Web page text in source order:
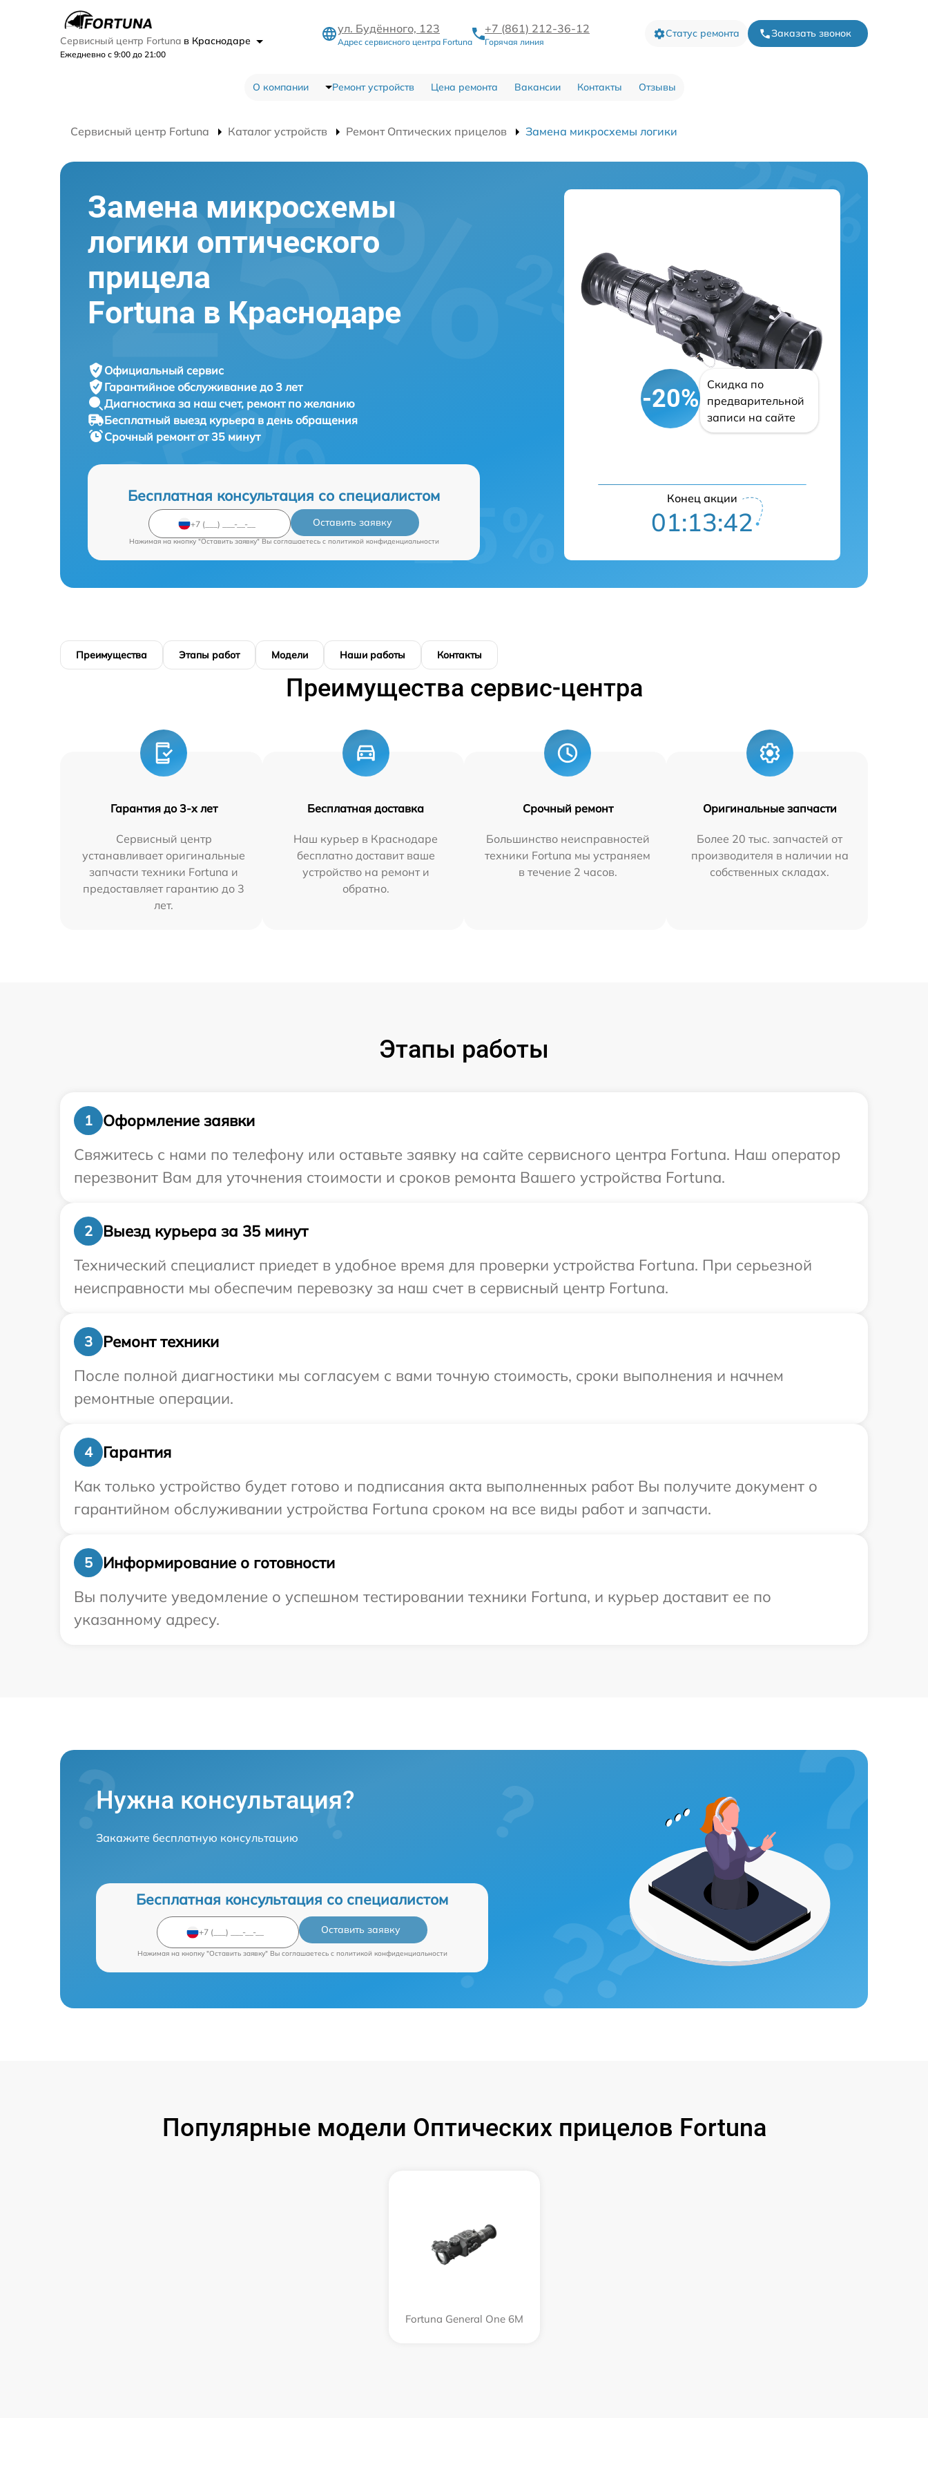
Сервисный центр Fortuna в Краснодаре
Ежедневно с 9:00 до 21:00
ул. Будённого, 123
Адрес сервисного центра Fortuna
+7 (861) 212-36-12
Горячая линия
Статус ремонта Заказать звонок
О компании Ремонт устройств Цена ремонта Вакансии Контакты Отзывы
Сервисный центр Fortuna Каталог устройств Ремонт Оптических прицелов Замена микросхемы логики
Замена микросхемы
логики оптического
прицела
Fortuna в Краснодаре
Официальный сервис
Гарантийное обслуживание до 3 лет
Диагностика за наш счет, ремонт по желанию
Бесплатный выезд курьера в день обращения
Срочный ремонтот 35 минут
Бесплатная консультация со специалистом
Оставить заявку
Нажимая на кнопку "Оставить заявку" Вы соглашаетесь c политикой конфиденциальности
-20%
Скидка по
предварительной
записи на сайте
Конец акции
01:13:41
Преимущества Этапы работ Модели Наши работы Контакты
Преимущества сервис-центра
Гарантия до 3-х лет
Сервисный центр
устанавливает оригинальные
запчасти техники Fortuna и
предоставляет гарантию до 3
лет.
Бесплатная доставка
Наш курьер в Краснодаре
бесплатно доставит ваше
устройство на ремонт и
обратно.
Срочный ремонт
Большинство неисправностей
техники Fortuna мы устраняем
в течение 2 часов.
Оригинальные запчасти
Более 20 тыс. запчастей от
производителя в наличии на
собственных складах.
Этапы работы
1
Оформление заявки
Свяжитесь с нами по телефону или оставьте заявку на сайте сервисного центра Fortuna. Наш оператор
перезвонит Вам для уточнения стоимости и сроков ремонта Вашего устройства Fortuna.
2
Выезд курьера за 35 минут
Технический специалист приедет в удобное время для проверки устройства Fortuna. При серьезной
неисправности мы обеспечим перевозку за наш счет в сервисный центр Fortuna.
3
Ремонт техники
После полной диагностики мы согласуем с вами точную стоимость, сроки выполнения и начнем
ремонтные операции.
4
Гарантия
Как только устройство будет готово и подписания акта выполненных работ Вы получите документ о
гарантийном обслуживании устройства Fortuna сроком на все виды работ и запчасти.
5
Информирование о готовности
Вы получите уведомление о успешном тестировании техники Fortuna, и курьер доставит ее по
указанному адресу.
Нужна консультация?
Закажите бесплатную консультацию
Бесплатная консультация со специалистом
Оставить заявку
Нажимая на кнопку "Оставить заявку" Вы соглашаетесь c политикой конфиденциальности
Популярные модели Оптических прицелов Fortuna
Fortuna General One 6M